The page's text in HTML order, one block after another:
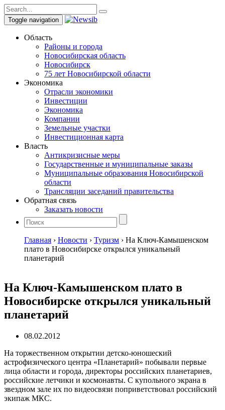
Toggle navigation
Область
Районы и города
Новосибирская область
Новосибирск
75 лет Новосибирской области
Экономика
Отрасли экономики
Инвестиции
Экономика
Компании
Земельные участки
Инвестиционная карта
Власть
Антикризисные меры
Государственные и муниципальные заказы
Муниципальные образования Новосибирской
области
Трансляции заседаний правительства
Обратная связь
Заказать новости
Главная › Новости › Туризм › На Ключ-Камышенском
плато в Новосибирске открылся уникальный
планетарий
На Ключ-Камышенском плато в
Новосибирске открылся уникальный
планетарий
08.02.2012
На торжественном открытии детско-юношеский
астрофизического центра «Планетарий» побывали первые
лица области и города, директоры российских планетариев,
российские летчики и космонавты. С купольного экрана в
звездном зале их по видеосвязи поприветствовал российский
экипаж МКС.